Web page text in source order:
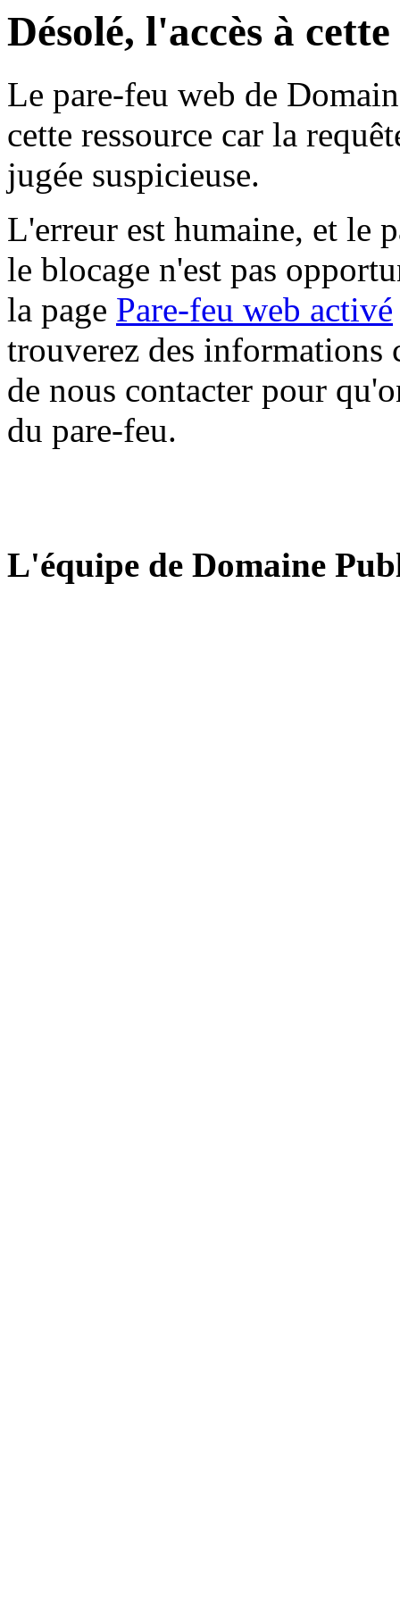
Désolé, l'accès à
Le pare-feu web de
cette ressource car la
jugée suspicieuse.
L'erreur est humaine, et le
le blocage n'est pas
la page Pare-feu web activé
trouverez des informations
de nous contacter pour
du pare-feu.
L'équipe de Domaine